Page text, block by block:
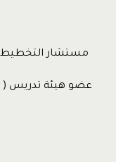
مستشار التخطيط
عضو هيئة تدريس (